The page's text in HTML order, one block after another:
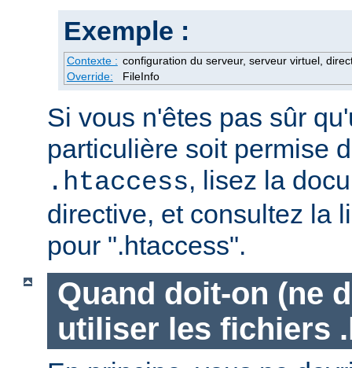
Exemple :
Contexte : configuration du serveur, serveur virtuel,
Override:
FileInfo
Si vous n'êtes pas sûr
particulière soit permise
.htaccess, lisez la
directive, et consultez la
pour ".htaccess".
Quand doit-on (ne
utiliser les fichiers